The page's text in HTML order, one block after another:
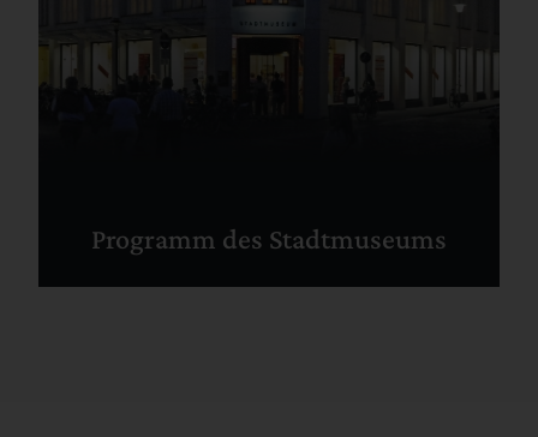
Programm des Stadtmuseums